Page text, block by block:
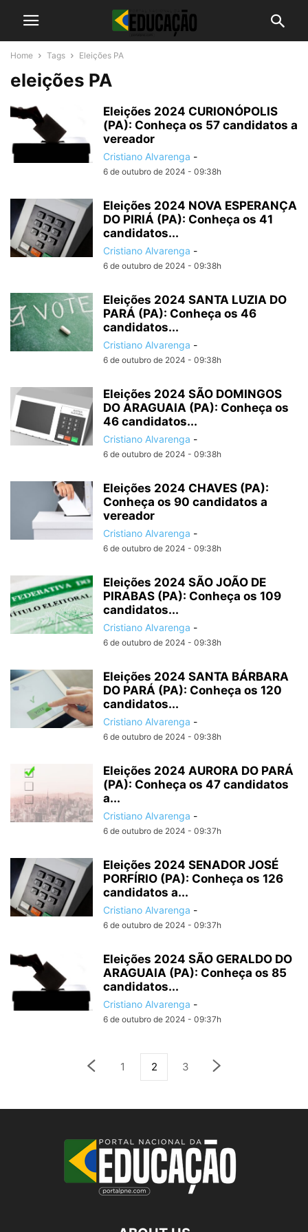
Home Tags Eleições PA
eleições PA
Eleições 2024 CURIONÓPOLIS
(PA): Conheça os 57 candidatos a
vereador
Cristiano Alvarenga -
6 de outubro de 2024 - 09:38h
Eleições 2024 NOVA ESPERANÇA
DO PIRIÁ (PA): Conheça os 41
candidatos...
Cristiano Alvarenga -
6 de outubro de 2024 - 09:38h
Eleições 2024 SANTA LUZIA DO
PARÁ (PA): Conheça os 46
candidatos...
Cristiano Alvarenga -
6 de outubro de 2024 - 09:38h
Eleições 2024 SÃO DOMINGOS
DO ARAGUAIA (PA): Conheça os
46 candidatos...
Cristiano Alvarenga -
6 de outubro de 2024 - 09:38h
Eleições 2024 CHAVES (PA):
Conheça os 90 candidatos a
vereador
Cristiano Alvarenga -
6 de outubro de 2024 - 09:38h
Eleições 2024 SÃO JOÃO DE
PIRABAS (PA): Conheça os 109
candidatos...
Cristiano Alvarenga -
6 de outubro de 2024 - 09:38h
Eleições 2024 SANTA BÁRBARA
DO PARÁ (PA): Conheça os 120
candidatos...
Cristiano Alvarenga -
6 de outubro de 2024 - 09:38h
Eleições 2024 AURORA DO PARÁ
(PA): Conheça os 47 candidatos
a...
Cristiano Alvarenga -
6 de outubro de 2024 - 09:37h
Eleições 2024 SENADOR JOSÉ
PORFÍRIO (PA): Conheça os 126
candidatos a...
Cristiano Alvarenga -
6 de outubro de 2024 - 09:37h
Eleições 2024 SÃO GERALDO DO
ARAGUAIA (PA): Conheça os 85
candidatos...
Cristiano Alvarenga -
6 de outubro de 2024 - 09:37h
1 2 3